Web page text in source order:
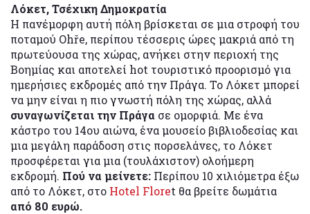
Λόκετ, Τσέχικη Δημοκρατία
Η πανέμορφη αυτή πόλη βρίσκεται σε μια στροφή του
ποταμού Ohře, περίπου τέσσερις ώρες μακριά από τη
πρωτεύουσα της χώρας, ανήκει στην περιοχή της
Βοημίας και αποτελεί hot τουριστικό προορισμό για
ημερήσιες εκδρομές από την Πράγα. Το Λόκετ μπορεί
να μην είναι η πιο γνωστή πόλη της χώρας, αλλά
συναγωνίζεται την Πράγα σε ομορφιά. Με ένα
κάστρο του 14ου αιώνα, ένα μουσείο βιβλιοδεσίας και
μια μεγάλη παράδοση στις πορσελάνες, το Λόκετ
προσφέρεται για μια (τουλάχιστον) ολοήμερη
εκδρομή. Πού να μείνετε: Περίπου 10 χιλιόμετρα έξω
από το Λόκετ, στο Hotel Floret θα βρείτε δωμάτια
από 80 ευρώ.